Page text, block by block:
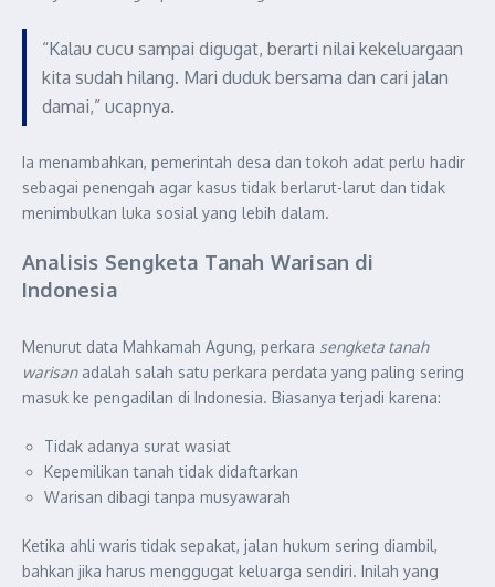
“Kalau cucu sampai digugat, berarti nilai kekeluargaan
kita sudah hilang. Mari duduk bersama dan cari jalan
damai,” ucapnya.
Ia menambahkan, pemerintah desa dan tokoh adat perlu hadir
sebagai penengah agar kasus tidak berlarut-larut dan tidak
menimbulkan luka sosial yang lebih dalam.
Analisis Sengketa Tanah Warisan di
Indonesia
Menurut data Mahkamah Agung, perkara sengketa tanah
warisanadalah salah satu perkara perdata yang paling sering
masuk ke pengadilan di Indonesia. Biasanya terjadi karena:
Tidak adanya surat wasiat
Kepemilikan tanah tidak didaftarkan
Warisan dibagi tanpa musyawarah
Ketika ahli waris tidak sepakat, jalan hukum sering diambil,
bahkan jika harus menggugat keluarga sendiri. Inilah yang